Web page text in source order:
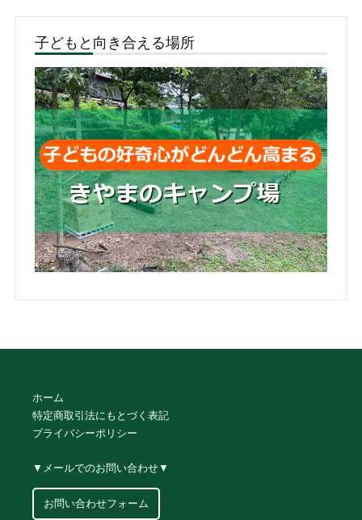
子どもと向き合える場所
ホーム
特定商取引法にもとづく表記
プライバシーポリシー
▼メールでのお問い合わせ▼
お問い合わせフォーム